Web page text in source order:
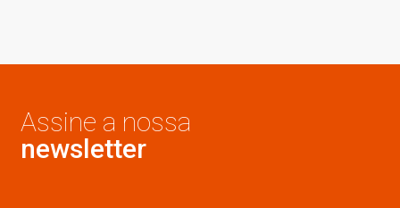
Assine a nossa
newsletter